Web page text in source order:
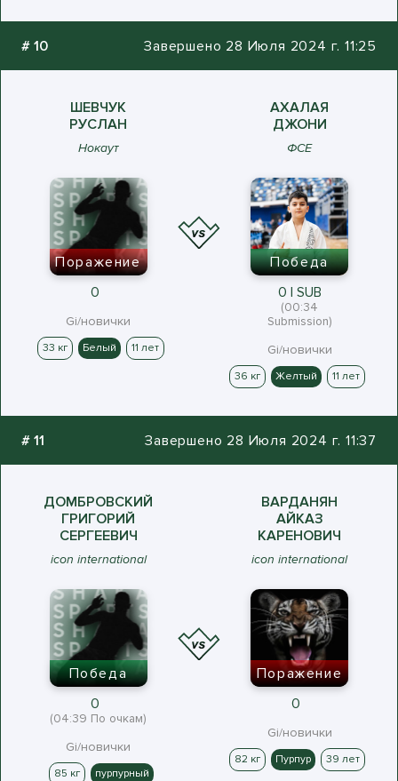
# 10 Завершено 28 Июля 2024 г. 11:25
ШЕВЧУК
РУСЛАН
Нокаут
АХАЛАЯ
ДЖОНИ
ФСЕ
Поражение
0
Gi/новички
33 кг Белый 11 лет
Победа
0 | SUB
(00:34
Submission)
Gi/новички
36 кг Желтый 11 лет
# 11 Завершено 28 Июля 2024 г. 11:37
ДОМБРОВСКИЙ
ГРИГОРИЙ
СЕРГЕЕВИЧ
icon international
ВАРДАНЯН
АЙКАЗ
КАРЕНОВИЧ
icon international
Победа
0
(04:39 По очкам)
Gi/новички
85 кг пурпурный
Поражение
0
Gi/новички
82 кг Пурпур 39 лет